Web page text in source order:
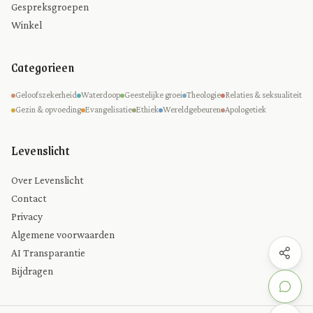
Gespreksgroepen
Winkel
Categorieen
Geloofszekerheid Waterdoop Geestelijke groei Theologie Relaties & seksualiteit
Gezin & opvoeding Evangelisatie Ethiek Wereldgebeuren Apologetiek
Levenslicht
Over Levenslicht
Contact
Privacy
Algemene voorwaarden
AI Transparantie
Bijdragen